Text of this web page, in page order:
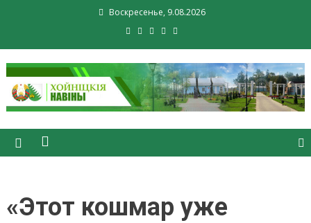
Воскресенье, 9.08.2026
Хойники. Хойнiцкiя навiны.
Новости Хойник. Районная
«Этот кошмар уже